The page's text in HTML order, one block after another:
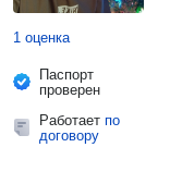
1 оценка
Паспорт
проверен
Работает по
договору